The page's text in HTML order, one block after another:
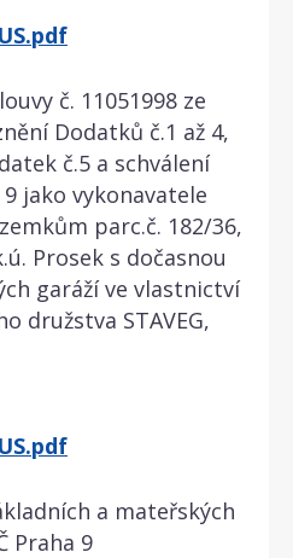
č. 11051998 ze
Dodatků č.1 až 4,
č.5 a schválení
jako vykonavatele
parc.č. 182/36,
Prosek s dočasnou
garáží ve vlastnictví
družstva STAVEG,
a mateřských
Praha 9